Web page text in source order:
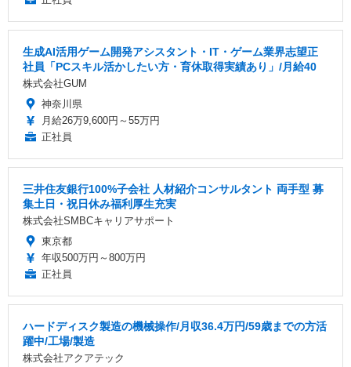
生成AI活用ゲーム開発アシスタント・IT・ゲーム業界志望正
社員「PCスキル活かしたい方・育休取得実績あり」/月給40
株式会社GUM
神奈川県
月給26万9,600円～55万円
正社員
三井住友銀行100%子会社 人材紹介コンサルタント 両手型 募
集土日・祝日休み福利厚生充実
株式会社SMBCキャリアサポート
東京都
年収500万円～800万円
正社員
ハードディスク製造の機械操作/月収36.4万円/59歳までの方活
躍中/工場/製造
株式会社アクアテック